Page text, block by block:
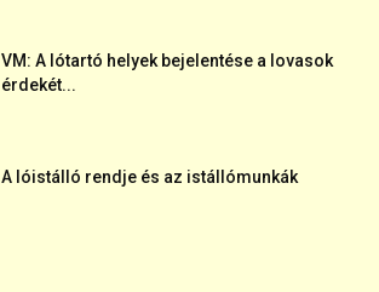
VM: A lótartó helyek bejelentése a lovasok
érdekét...
A lóistálló rendje és az istállómunkák